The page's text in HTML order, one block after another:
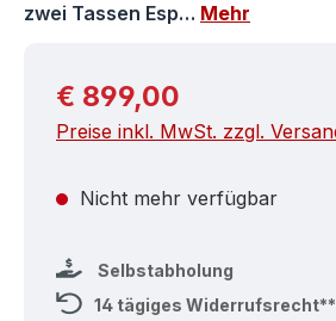
zwei Tassen Esp… Mehr
Regulärer Preis:
€ 899,00
Preise inkl. MwSt. zzgl.
Nicht mehr verfügbar
Selbstabholung
14 tägiges Widerrufsrecht**